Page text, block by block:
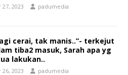
2023 padumedia
cerai, tak manis..”- terkejut
tiba2 masuk, Sarah apa yg
lakukan..
2023 padumedia